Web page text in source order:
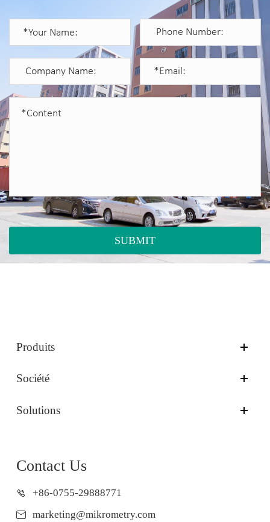
SUBMIT
Produits
Société
Solutions
Contact Us
+86-0755-29888771
marketing@mikrometry.com